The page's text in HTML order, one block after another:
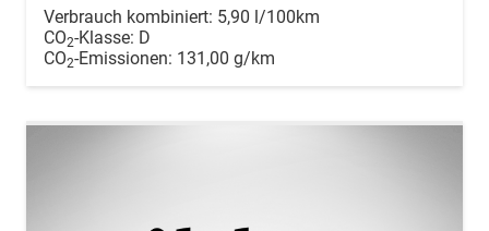
Verbrauch kombiniert: 5,90 l/100km
CO2-Klasse: D
CO2-Emissionen: 131,00 g/km